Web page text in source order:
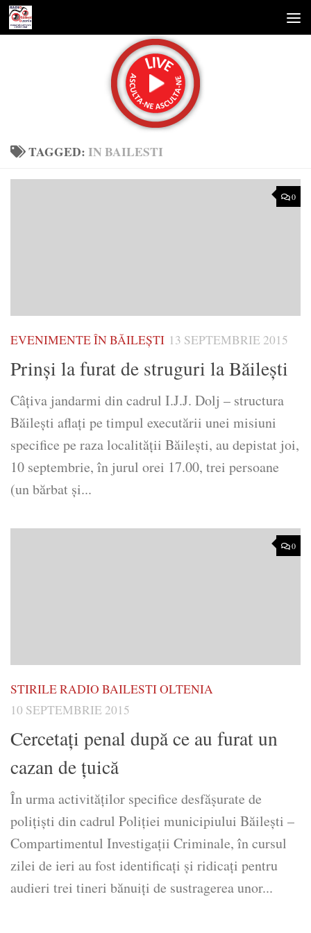
Skip to content
TAGGED:IN BAILESTI
0
EVENIMENTE ÎN BĂILEȘTI 13 SEPTEMBRIE 2015
Prinşi la furat de struguri la Băileşti
Câţiva jandarmi din cadrul I.J.J. Dolj – structura
Băileşti aflaţi pe timpul executării unei misiuni
specifice pe raza localităţii Băileşti, au depistat joi,
10 septembrie, în jurul orei 17.00, trei persoane
(un bărbat şi...
0
STIRILE RADIO BAILESTI OLTENIA
10 SEPTEMBRIE 2015
Cercetați penal după ce au furat un
cazan de țuică
În urma activităților specifice desfășurate de
polițiști din cadrul Poliției municipiului Băilești –
Compartimentul Investigații Criminale, în cursul
zilei de ieri au fost identificați și ridicați pentru
audieri trei tineri bănuiți de sustragerea unor...